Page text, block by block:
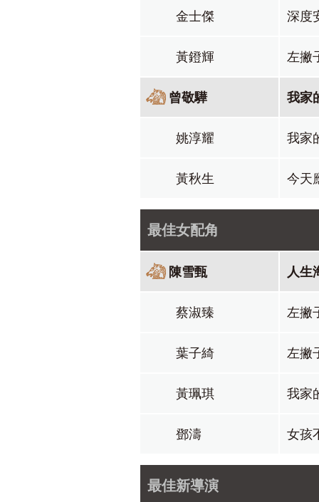
金士傑 深度
黃鐙輝 左撇
曾敬驊 我家
姚淳耀 我家
黃秋生 今天
最佳女配角
陳雪甄 人生
蔡淑臻 左撇
葉子綺 左撇
黃珮琪 我家
鄧濤 女孩
最佳新導演